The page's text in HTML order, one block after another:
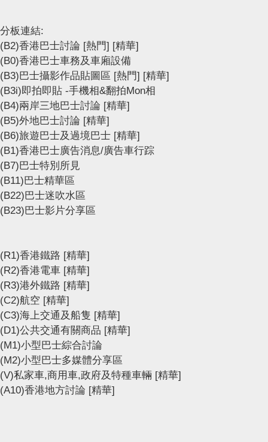
分板連結:
(B2)香港巴士討論 [熱門] [精華]
(B0)香港巴士車務及車廂設備
(B3)巴士攝影作品貼圖區 [熱門] [精華]
(B3i)即拍即貼 -手機相&翻拍Mon相
(B4)兩岸三地巴士討論 [精華]
(B5)外地巴士討論 [精華]
(B6)旅遊巴士及過境巴士 [精華]
(B1)香港巴士廣告消息/廣告車行踪
(B7)巴士特別所見
(B11)巴士精華區
(B22)巴士迷吹水區
(B23)巴士影片分享區
(R1)香港鐵路 [精華]
(R2)香港電車 [精華]
(R3)港外鐵路 [精華]
(C2)航空 [精華]
(C3)海上交通及船隻 [精華]
(D1)公共交通有關商品 [精華]
(M1)小型巴士綜合討論
(M2)小型巴士多媒體分享區
(V)私家車,商用車,政府及特種車輛 [精華]
(A10)香港地方討論 [精華]